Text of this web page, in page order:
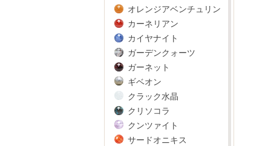
オレンジアベンチュリン
カーネリアン
カイヤナイト
ガーデンクォーツ
ガーネット
ギベオン
クラック水晶
クリソコラ
クンツァイト
サードオニキス